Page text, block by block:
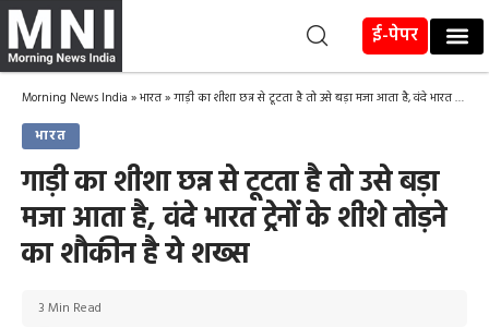
ई-पेपर
Morning News India »भारत»गाड़ी का शीशा छन्न से टूटता है तो उसे बड़ा मजा आता है, वंदे भारत ट्रेनों के शीशे तोड़ने का शौकीन है ये शख्स
भारत
गाड़ी का शीशा छन्न से टूटता है तो उसे बड़ा
मजा आता है, वंदे भारत ट्रेनों के शीशे तोड़ने
का शौकीन है ये शख्स
3 Min Read